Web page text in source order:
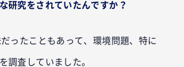
研究をされていたんですか？
ったこともあって、環境問題、特に
調査していました。